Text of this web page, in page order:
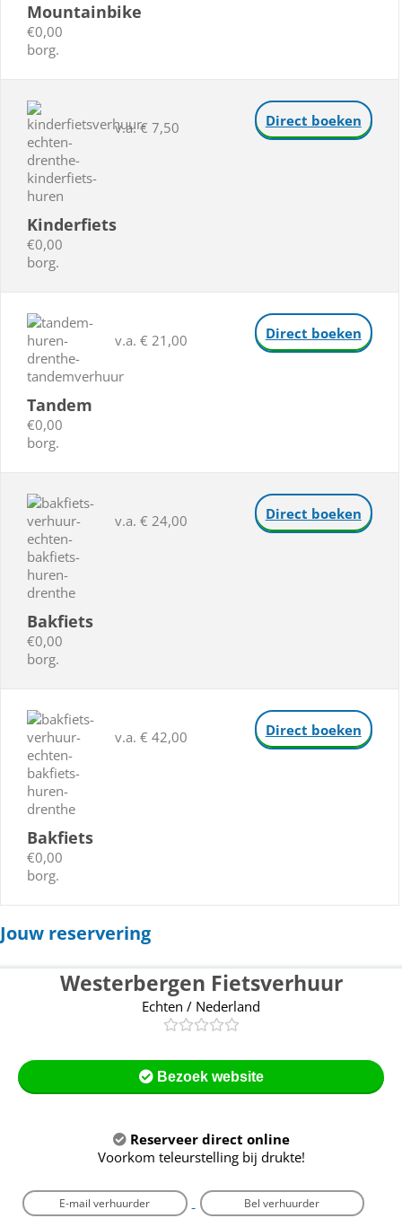
Mountainbike
€0,00
borg.
Kinderfiets
€0,00
borg.
v.a. € 7,50 Direct boeken
Tandem
€0,00
borg.
v.a. € 21,00 Direct boeken
Bakfiets
€0,00
borg.
v.a. € 24,00 Direct boeken
Bakfiets
€0,00
borg.
v.a. € 42,00 Direct boeken
Jouw reservering
Westerbergen Fietsverhuur
Echten / Nederland
Bezoek website
Reserveer direct online
Voorkom teleurstelling bij drukte!
E-mail verhuurder Bel verhuurder